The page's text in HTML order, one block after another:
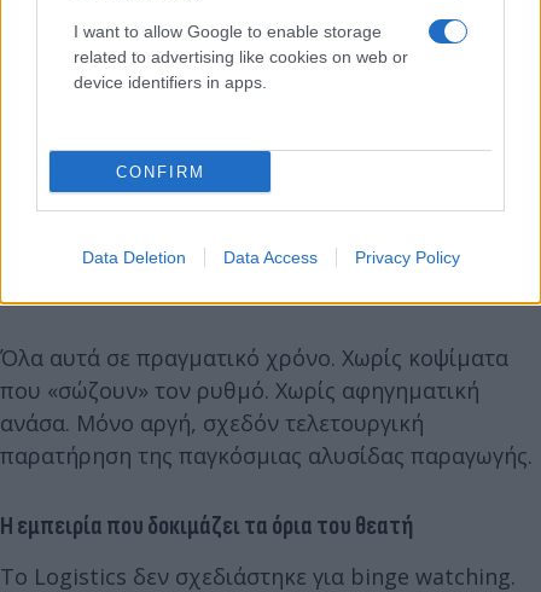
I want to allow Google to enable storage
related to advertising like cookies on web or
device identifiers in apps.
CONFIRM
Data Deletion Data Access Privacy Policy
Η ταινία ξεκινά από ένα κατάστημα στη Στοκχόλμη
και, αντί να προχωρά μπροστά, κάνει κάτι σχεδόν
υπνωτιστικό: κινείται προς τα πίσω στον χρόνο στο
Ο θεατής ακολουθεί τη διαδρομή του προϊόντος
μέσα από φορτηγά, τρένα, τεράστια εμπορικά
πλοία και εργοστάσια στην Κίνα, μέχρι την αρχική
Όλα αυτά σε πραγματικό χρόνο. Χωρίς κοψίματα
που «σώζουν» τον ρυθμό. Χωρίς αφηγηματική
ανάσα. Μόνο αργή, σχεδόν τελετουργική
παρατήρηση της παγκόσμιας αλυσίδας παραγωγής.
Η εμπειρία που δοκιμάζει τα όρια του θεατή
Το Logistics δεν σχεδιάστηκε για binge watching.